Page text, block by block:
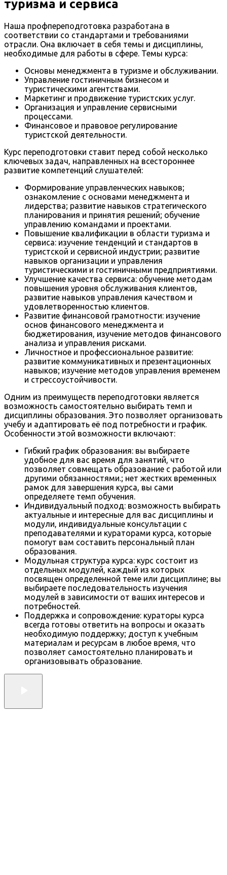
туризма и сервиса
Наша профпереподготовка разработана в
соответствии со стандартами и требованиями
отрасли. Она включает в себя темы и дисциплины,
необходимые для работы в сфере. Темы курса:
Основы менеджмента в туризме и обслуживании.
Управление гостиничным бизнесом и
туристическими агентствами.
Маркетинг и продвижение туристских услуг.
Организация и управление сервисными
процессами.
Финансовое и правовое регулирование
туристской деятельности.
Курс переподготовки ставит перед собой несколько
ключевых задач, направленных на всестороннее
развитие компетенций слушателей:
Формирование управленческих навыков;
ознакомление с основами менеджмента и
лидерства; развитие навыков стратегического
планирования и принятия решений; обучение
управлению командами и проектами.
Повышение квалификации в области туризма и
сервиса: изучение тенденций и стандартов в
туристской и сервисной индустрии; развитие
навыков организации и управления
туристическими и гостиничными предприятиями.
Улучшение качества сервиса: обучение методам
повышения уровня обслуживания клиентов,
развитие навыков управления качеством и
удовлетворенностью клиентов.
Развитие финансовой грамотности: изучение
основ финансового менеджмента и
бюджетирования, изучение методов финансового
анализа и управления рисками.
Личностное и профессиональное развитие:
развитие коммуникативных и презентационных
навыков; изучение методов управления временем
и стрессоустойчивости.
Одним из преимуществ переподготовки является
возможность самостоятельно выбирать темп и
дисциплины образования. Это позволяет организовать
учебу и адаптировать её под потребности и график.
Особенности этой возможности включают:
Гибкий график образования: вы выбираете
удобное для вас время для занятий, что
позволяет совмещать образование с работой или
другими обязанностями.; нет жестких временных
рамок для завершения курса, вы сами
определяете темп обучения.
Индивидуальный подход: возможность выбирать
актуальные и интересные для вас дисциплины и
модули, индивидуальные консультации с
преподавателями и кураторами курса, которые
помогут вам составить персональный план
образования.
Модульная структура курса: курс состоит из
отдельных модулей, каждый из которых
посвящен определенной теме или дисциплине; вы
выбираете последовательность изучения
модулей в зависимости от ваших интересов и
потребностей.
Поддержка и сопровождение: кураторы курса
всегда готовы ответить на вопросы и оказать
необходимую поддержку; доступ к учебным
материалам и ресурсам в любое время, что
позволяет самостоятельно планировать и
организовывать образование.